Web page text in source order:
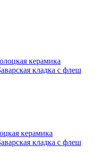
керамика
кладка с флеш